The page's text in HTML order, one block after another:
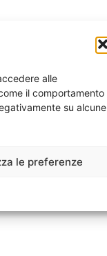
alle
il comportamento
su alcune
le preferenze